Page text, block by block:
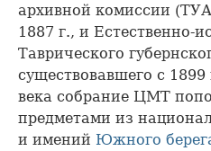
архивной комиссии
1887 г., и Естественно-
Таврического
существовавшего с
века собрание ЦМТ
предметами из
и имений Южного